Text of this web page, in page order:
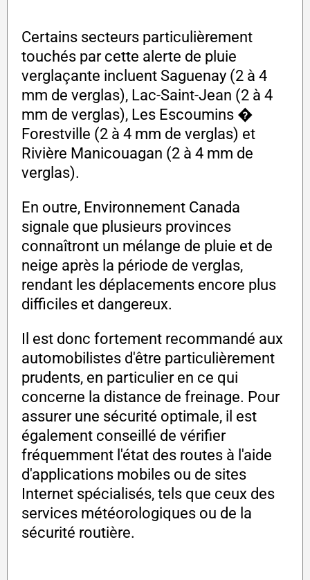
Certains secteurs particulièrement
touchés par cette alerte de pluie
verglaçante incluent Saguenay (2 à 4
mm de verglas), Lac-Saint-Jean (2 à 4
mm de verglas), Les Escoumins �
Forestville (2 à 4 mm de verglas) et
Rivière Manicouagan (2 à 4 mm de
verglas).
En outre, Environnement Canada
signale que plusieurs provinces
connaîtront un mélange de pluie et de
neige après la période de verglas,
rendant les déplacements encore plus
difficiles et dangereux.
Il est donc fortement recommandé aux
automobilistes d'être particulièrement
prudents, en particulier en ce qui
concerne la distance de freinage. Pour
assurer une sécurité optimale, il est
également conseillé de vérifier
fréquemment l'état des routes à l'aide
d'applications mobiles ou de sites
Internet spécialisés, tels que ceux des
services météorologiques ou de la
sécurité routière.